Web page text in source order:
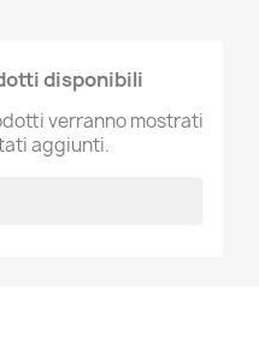
disponibili
verranno mostrati
aggiunti.